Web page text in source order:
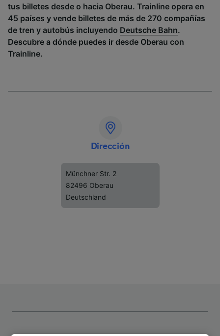
tus billetes desde o hacia Oberau. Trainline opera en
45 países y vende billetes de más de 270 compañías
de tren y autobús incluyendo Deutsche Bahn.
Descubre a dónde puedes ir desde Oberau con
Trainline.
Dirección
Münchner Str. 2
82496 Oberau
Deutschland